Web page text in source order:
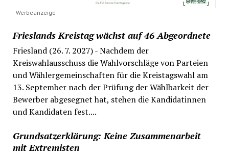
- Werbeanzeige -
Frieslands Kreistag wächst auf 46 Abgeordnete
Friesland (26. 7. 2027) - Nachdem der
Kreiswahlausschuss die Wahlvorschläge von Parteien
und Wählergemeinschaften für die Kreistagswahl am
13. September nach der Prüfung der Wählbarkeit der
Bewerber abgesegnet hat, stehen die Kandidatinnen
und Kandidaten fest....
Grundsatzerklärung: Keine Zusammenarbeit
mit Extremisten